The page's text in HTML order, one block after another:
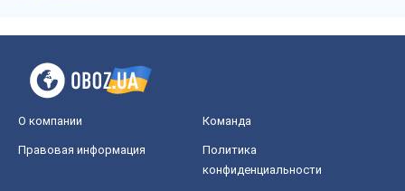
О компании Команда
Правовая информация
Политика
конфиденциальности